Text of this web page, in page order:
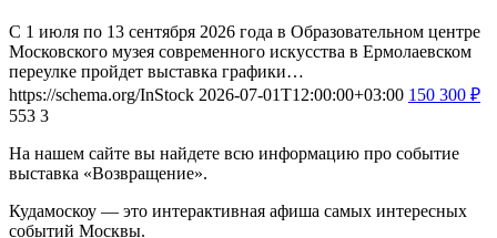
С 1 июля по 13 сентября 2026 года в Образовательном центре
Московского музея современного искусства в Ермолаевском
переулке пройдет выставка графики…
https://schema.org/InStock 2026-07-01T12:00:00+03:00 150 300 ₽
553 3
На нашем сайте вы найдете всю информацию про событие
выставка «Возвращение».
Кудамоскоу — это интерактивная афиша самых интересных
событий Москвы.